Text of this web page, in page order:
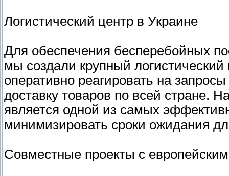
Логистический центр в Украине
Для обеспечения бесперебойных
мы создали крупный
оперативно реагировать на
доставку товаров по всей стране.
является одной из самых
минимизировать сроки ожидания
Совместные проекты с